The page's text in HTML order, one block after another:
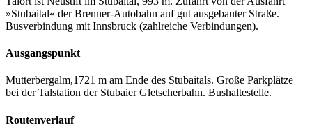
»Stubaital« der Brenner-Autobahn auf gut ausgebauter Straße.
Busverbindung mit Innsbruck (zahlreiche Verbindungen).
Ausgangspunkt
Mutterbergalm,1721 m am Ende des Stubaitals. Große Parkplätze
bei der Talstation der Stubaier Gletscherbahn. Bushaltestelle.
Routenverlauf